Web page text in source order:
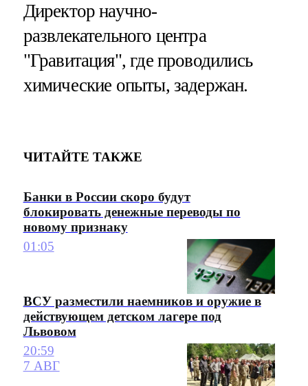
Директор научно-
развлекательного центра
"Гравитация", где проводились
химические опыты, задержан.
ЧИТАЙТЕ ТАКЖЕ
Банки в России скоро будут
блокировать денежные переводы по
новому признаку
01:05
ВСУ разместили наемников и оружие в
действующем детском лагере под
Львовом
20:59
7 АВГ